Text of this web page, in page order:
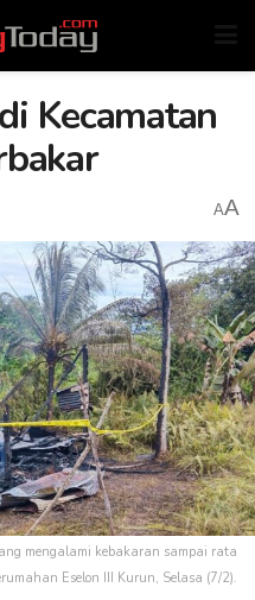
Kecamatan
AA
mengalami kebakaran sampai rata
Eselon III Kurun, Selasa (7/2).